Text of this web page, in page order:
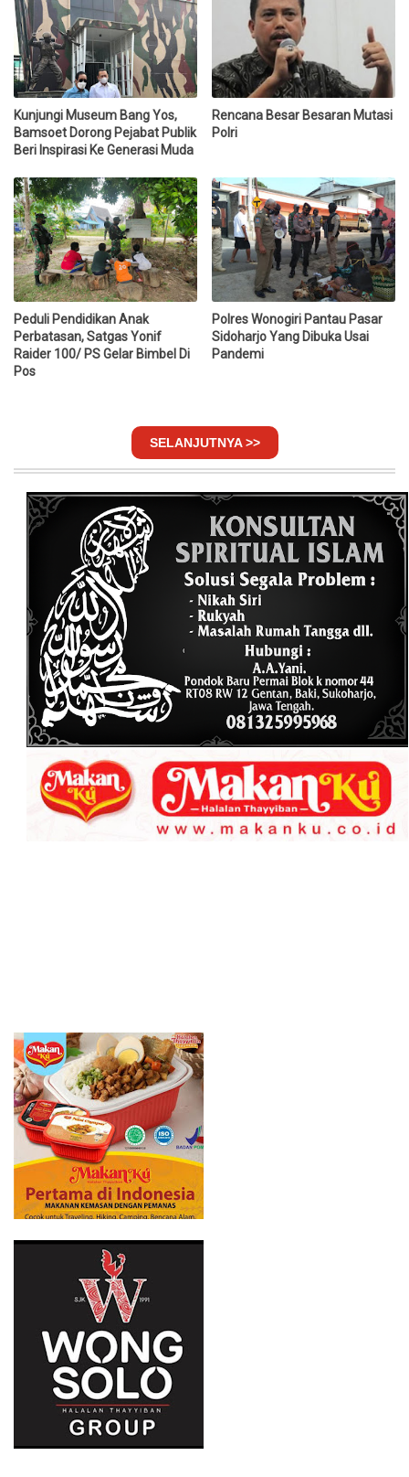
Kunjungi Museum Bang Yos,
Bamsoet Dorong Pejabat Publik
Beri Inspirasi Ke Generasi Muda
Rencana Besar Besaran Mutasi
Polri
Peduli Pendidikan Anak
Perbatasan, Satgas Yonif
Raider 100/ PS Gelar Bimbel Di
Pos
Polres Wonogiri Pantau Pasar
Sidoharjo Yang Dibuka Usai
Pandemi
SELANJUTNYA >>